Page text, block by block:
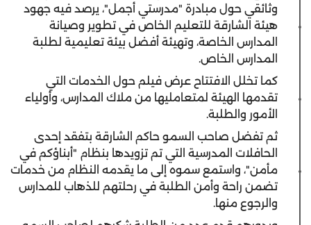
وثائقي حول مبادرة "مدرستي أجمل"، يرصد فيه جهود
هيئة الشارقة للتعليم الخاص في تطوير وصيانة
المدارس الخاصة، وتهيئة أفضل بيئة تعليمية لطلبة
المدارس الخاص.
كما تخلل الافتتاح عرض فيلم حول الخدمات التي
تقدمها الهيئة لمتعامليها من ملاك المدارس، وأولياء
الأمور والطلبة.
ثم تفضل صاحب السمو حاكم الشارقة بتفقد إحدى
الحافلات المدرسية التي تم تزويدها بنظام "أبناؤكم في
مأمن"، واستمع سموه إلى ما يقدمه النظام من خدمات
تضمن راحة وأمن الطلبة في رحلتهم للذهاب للمدارس
والرجوع منها.